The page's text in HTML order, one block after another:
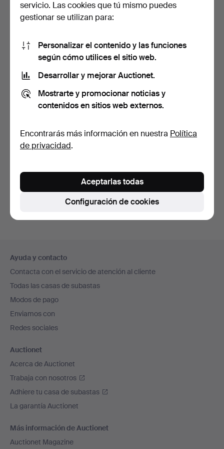
EQUIPO FOTOGRÁFICO,
Chinon, analógico, déc…
64 USD
También puedes buscar ennuestro archivo de
subastas concluidas.
en
el
pie
de
página
Ayuda y contacto
Contacta con el servicio de atención al cliente
Todas las casas de subastas
Modos de pago
Enviamos con
Redes sociales
Auctionet
Acerca de Auctionet
Trabaja con nosotros
Adhiere tu casa de subastas
La garantía Auctionet
Más información de Auctionet
Auctionet Magazine
servicio. Las cookies que tú mismo puedes
gestionar se utilizan para:
Personalizar el contenido y las funciones
según cómo utilices el sitio web.
Desarrollar y mejorar Auctionet.
Mostrarte y promocionar noticias y
contenidos en sitios web externos.
Encontrarás más información en nuestra Política
de privacidad.
Configuración de cookies
Aceptarlas todas